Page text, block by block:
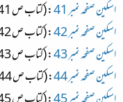
اسکین صفحہ نمبر 41
: (کتاب ص 41) :
اسکین صفحہ نمبر 42
: (کتاب ص 42) :
اسکین صفحہ نمبر 43
: (کتاب ص 43) :
اسکین صفحہ نمبر 44
: (کتاب ص 44) :